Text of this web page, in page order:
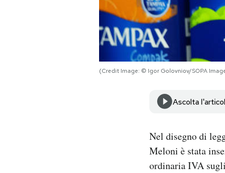
(Credit Image: © Igor Golovniov/SOPA
Ascolta
Nel disegno di
Meloni è stata
ordinaria IVA